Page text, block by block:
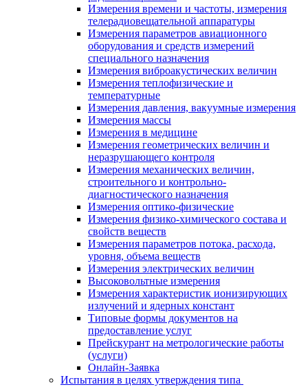
Измерения времени и частоты, измерения
телерадиовещательной аппаратуры
Измерения параметров авиационного
оборудования и средств измерений
специального назначения
Измерения виброакустических величин
Измерения теплофизические и
температурные
Измерения давления, вакуумные измерения
Измерения массы
Измерения в медицине
Измерения геометрических величин и
неразрушающего контроля
Измерения механических величин,
строительного и контрольно-
диагностического назначения
Измерения оптико-физические
Измерения физико-химического состава и
свойств веществ
Измерения параметров потока, расхода,
уровня, объема веществ
Измерения электрических величин
Высоковольтные измерения
Измерения характеристик ионизирующих
излучений и ядерных констант
Типовые формы документов на
предоставление услуг
Прейскурант на метрологические работы
(услуги)
Онлайн-Заявка
Испытания в целях утверждения типа